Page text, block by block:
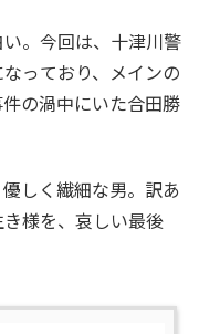
。今回は、十津川警
っており、メインの
の渦中にいた合田勝
しく繊細な男。訳あ
様を、哀しい最後